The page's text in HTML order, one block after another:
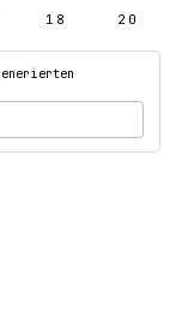
18 20